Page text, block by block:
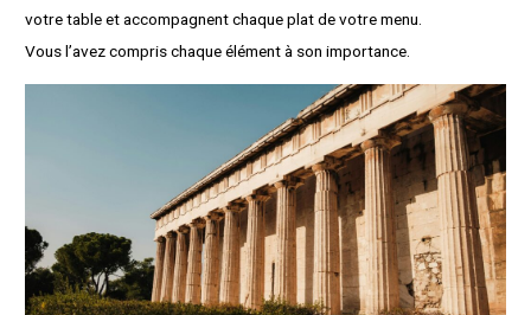
votre table et accompagnent chaque plat de votre menu.
Vous l’avez compris chaque élément à son importance.